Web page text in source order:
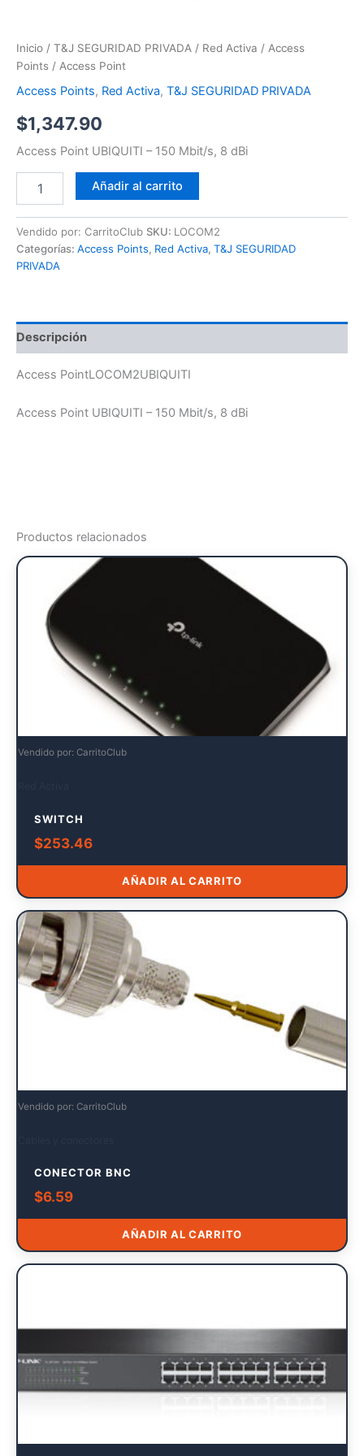
Inicio / T&J SEGURIDAD PRIVADA / Red Activa / Access
Points / Access Point
Access Points, Red Activa, T&J SEGURIDAD PRIVADA
$1,347.90
Access Point UBIQUITI – 150 Mbit/s, 8 dBi
Añadir al carrito
Vendido por: CarritoClub SKU: LOCOM2
Categorías: Access Points, Red Activa, T&J SEGURIDAD
PRIVADA
Descripción
Access PointLOCOM2UBIQUITI
Access Point UBIQUITI – 150 Mbit/s, 8 dBi
Productos relacionados
Vendido por: CarritoClub
SWITCH
$253.46
AÑADIR AL CARRITO
Vendido por: CarritoClub
CONECTOR BNC
$6.59
AÑADIR AL CARRITO